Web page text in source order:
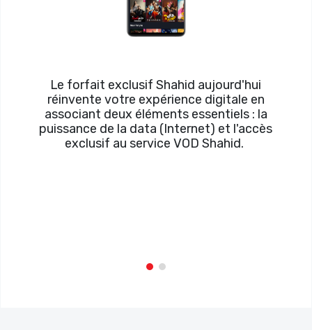
Le forfait exclusif Shahid aujourd'hui
réinvente votre expérience digitale en
associant deux éléments essentiels : la
puissance de la data (Internet) et l'accès
exclusif au service VOD Shahid.